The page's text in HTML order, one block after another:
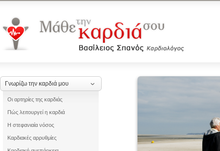
Γνωρίζω την καρδιά μου
Οι αρτηρίες της καρδιάς
Πώς λειτουργεί η καρδιά
Η στεφανιαία νόσος
Καρδιακές αρρυθμίες